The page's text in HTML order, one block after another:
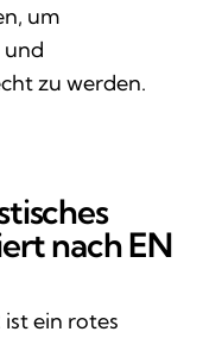
um
zu werden.
nach EN
ist ein rotes